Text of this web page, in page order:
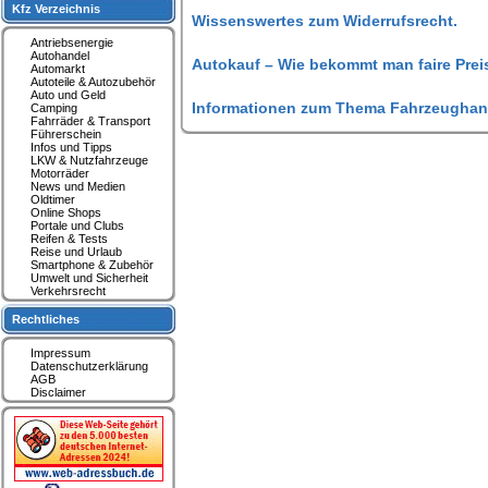
Wissenswertes zum Widerrufsrecht.
Autokauf – Wie bekommt man faire
Informationen zum Thema
Kfz Verzeichnis
Antriebsenergie
Autohandel
Automarkt
Autoteile & Autozubehör
Auto und Geld
Camping
Fahrräder & Transport
Führerschein
Infos und Tipps
LKW & Nutzfahrzeuge
Motorräder
News und Medien
Oldtimer
Online Shops
Portale und Clubs
Reifen & Tests
Reise und Urlaub
Smartphone & Zubehör
Umwelt und Sicherheit
Verkehrsrecht
Rechtliches
Impressum
Datenschutzerklärung
AGB
Disclaimer